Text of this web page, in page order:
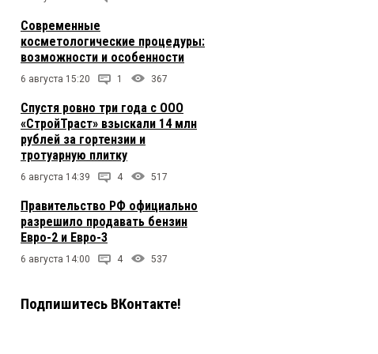
Современные
косметологические процедуры:
возможности и особенности
6 августа 15:20 1 367
Спустя ровно три года с ООО
«СтройТраст» взыскали 14 млн
рублей за гортензии и
тротуарную плитку
6 августа 14:39 4 517
Правительство РФ официально
разрешило продавать бензин
Евро-2 и Евро-3
6 августа 14:00 4 537
Подпишитесь ВКонтакте!